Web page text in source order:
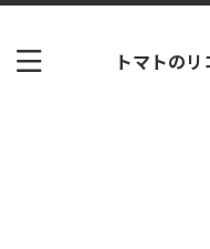
トマトの